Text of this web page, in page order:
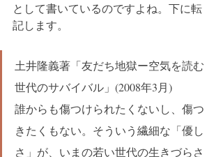
として書いているのですよね。下に転
記します。
土井隆義著「友だち地獄ー空気を読む
世代のサバイバル」(2008年3月)
誰からも傷つけられたくないし、傷つ
きたくもない。そういう繊細な「優し
さ」が、いまの若い世代の生きづらさ